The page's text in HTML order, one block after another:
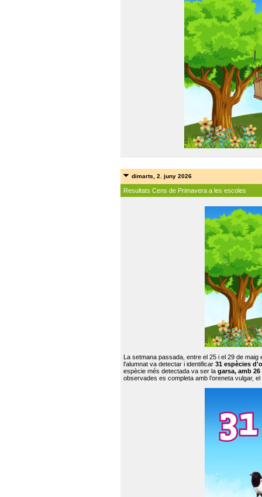
dimarts, 2. juny 2026
Resultats Cens de Primavera a les escoles
La setmana passada, entre el 25 i el 29 de
l'alumnat va detectar i identificar 31 espècies
espècie més detectada va ser la garsa, amb
observades es completa amb l’oreneta vulgar,